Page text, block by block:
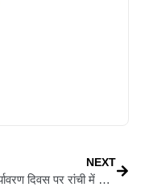
NEXT
विश्व पर्यावरण दिवस पर रांची में विशेष कार्यक्रम, नगर निगम ने चलाया जागरूकता अभियान, मेयर रोशनी खलखो ने किया नेतृत्व